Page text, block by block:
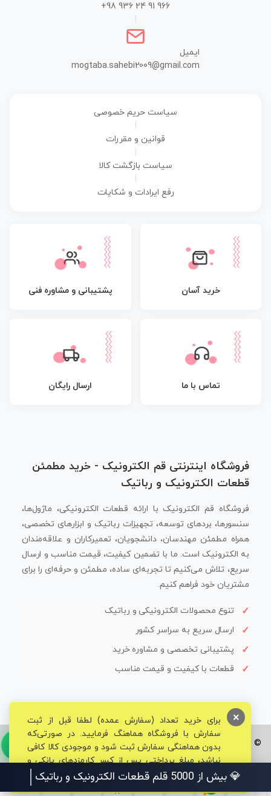
+98 936 24 91 966
ایمیل
mogtaba.sahebi2009@gmail.com
سیاست حریم خصوصی
قوانین و مقررات
سیاست بازگشت کالا
رفع ایرادات و شکایات
خرید آسان پشتیبانی و مشاوره فنی
تماس با ما ارسال رایگان
فروشگاه اینترنتی قم الکترونیک - خرید مطمئن
قطعات الکترونیک و رباتیک
فروشگاه قم الکترونیک با ارائه قطعات الکترونیکی، ماژول‌ها،
سنسورها، بردهای توسعه، تجهیزات رباتیک و ابزارهای تخصصی،
همراه مطمئن مهندسان، دانشجویان، تعمیرکاران و علاقه‌مندان
به الکترونیک است. ما با تضمین کیفیت، قیمت مناسب و ارسال
سریع، تلاش می‌کنیم تا تجربه‌ای ساده، مطمئن و حرفه‌ای را برای
مشتریان خود فراهم کنیم.
تنوع محصولات الکترونیکی و رباتیک
ارسال سریع به سراسر کشور
پشتیبانی تخصصی و مشاوره خرید
قطعات با کیفیت و قیمت مناسب
© تمامی حقوق برای فروشگاه تخصصی قم الکترونیک محفوظ می‌باشد.
برای خرید تعداد (سفارش عمده) لطفا قبل از ثبت
سفارش با فروشگاه هماهنگ فرمایید. در صورتی‌که
بدون هماهنگی سفارش ثبت شود و موجودی کالا کافی
نباشد، مبلغ پرداختی پس از کسر کارمزدهای بانکی و
مالیاتی به حساب شما بازگشت داده خواهد شد.
×
💎 بیش از 5000 قلم قطعات الکترونیک و رباتیک